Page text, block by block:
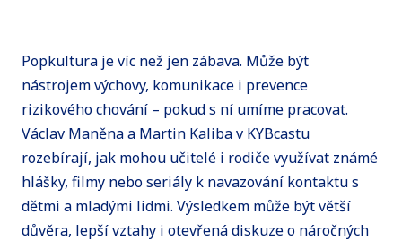
Popkultura je víc než jen zábava. Může být
nástrojem výchovy, komunikace i prevence
rizikového chování – pokud s ní umíme pracovat.
Václav Maněna a Martin Kaliba v KYBcastu
rozebírají, jak mohou učitelé i rodiče využívat známé
hlášky, filmy nebo seriály k navazování kontaktu s
dětmi a mladými lidmi. Výsledkem může být větší
důvěra, lepší vztahy i otevřená diskuze o náročných